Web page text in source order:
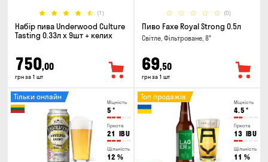
(1)
Набір пива Underwood Culture
Tasting 0.33л x 9шт + келих
750,00
грн за 1 шт
(0)
Пиво Faxe Royal Strong 0.5л
Світле, Фільтроване, 8°
69,50
грн за 1 шт
Міцність
5 °
Гіркота
21 IBU
Щільність
12 %
Тільки онлайн
Міцність
4.5 °
Гіркота
13 IBU
Щільність
11 %
Топ продажів